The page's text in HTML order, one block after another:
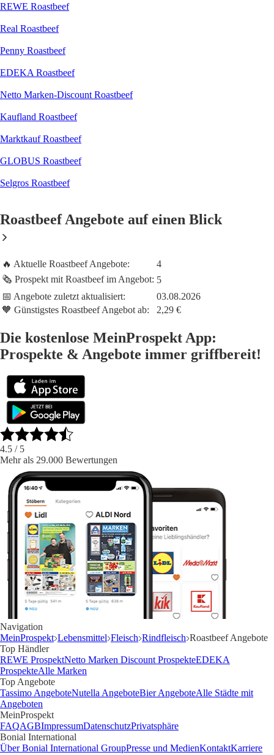
REWE Roastbeef
Real Roastbeef
Penny Roastbeef
EDEKA Roastbeef
Netto Marken-Discount Roastbeef
Kaufland Roastbeef
Marktkauf Roastbeef
GLOBUS Roastbeef
Selgros Roastbeef
Roastbeef Angebote auf einen Blick
🔥 Aktuelle Roastbeef Angebote:
4
🗞️ Prospekt mit Roastbeef im Angebot: 5
📅 Angebote zuletzt aktualisiert:
03.08.2026
🧡 Günstigstes Roastbeef Angebot ab:
2,29 €
Die kostenlose MeinProspekt App:
Prospekte & Angebote immer griffbereit!
4.5 / 5
Mehr als 29.000 Bewertungen
Navigation
MeinProspekt Lebensmittel Fleisch Rindfleisch Roastbeef Angebote
Top Händler
REWE ProspektNetto Marken Discount ProspekteEDEKA
ProspekteAlle Marken
Top Angebote
Tassimo AngeboteNutella AngeboteBier AngeboteAlle Städte mit
Angeboten
MeinProspekt
FAQAGBImpressumDatenschutzPrivatsphäre
Bonial International
Über Bonial International GroupPresse und MedienKontaktKarriere